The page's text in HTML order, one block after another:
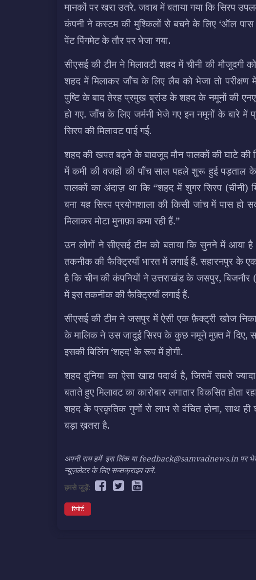
मानकों पर खरा उतरे. जवाब में बताया गया कि सिरप
कंपनी ने कस्टम की मुश्किलों से बचने के लिए ‘ऑल पास
पेंट पिंगमेट के तौर पर भेजा गया.
सीएसई की टीम ने मिलावटी शहद में चीनी की
शहद में मिलाकर जाँच के लिए लैब को भेजा तो परीक्षण
पुष्टि के बाद तेरह प्रमुख ब्रांड के शहद के नमूनों की
हो गए. जाँच के लिए जर्मनी भेजे गए इन नमूनों के बारे में
सिरप की मिलावट पाई गई.
शहद की खपत बढ़ने के बावजूद मौन पालकों की घाटे
में कमी की वजहों की पाँच साल पहले शुरू हुई पड़ताल
पालकों का अंदाज़ था कि “शहद में शुगर सिरप (चीनी)
बना यह सिरप प्रयोगशाला की किसी जांच में पास
मिलाकर मोटा मुनाफ़ा कमा रही हैं.”
उन लोगों ने सीएसई टीम को बताया कि सुनने में आया
तकनीक की फैक्ट्रियाँ भारत में लगाई हैं. सहारनपुर के
है कि चीन की कंपनियों ने उत्तराखंड के जसपुर,
में इस तकनीक की फैक्ट्रियाँ लगाई हैं.
सीएसई की टीम ने जसपुर में ऐसी एक फ़ैक्ट्री खोज
के मालिक ने उस जादुई सिरप के कुछ नमूने मुफ़्त में दिए,
इसकी बिलिंग ‘शहद’ के रूप में होगी.
शहद दुनिया का ऐसा खाद्य पदार्थ है, जिसमें सबसे
बताते हुए मिलावट का कारोबार लगातार विकसित होता
शहद के प्रकृतिक गुणों से लाभ से वंचित होना, साथ
बड़ा ख़तरा है.
अपनी राय हमें इस लिंकया feedback@samvadnews.in पर
न्यूज़लेटर के लिए सब्सक्राइब करें.
हमसे जुड़ें:
रिपोर्ट